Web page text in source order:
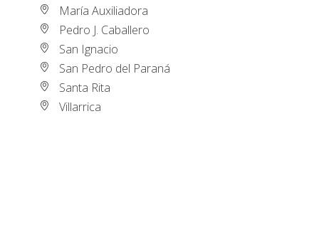
María Auxiliadora
Pedro J. Caballero
San Ignacio
San Pedro del Paraná
Santa Rita
Villarrica